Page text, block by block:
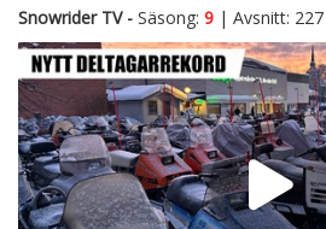
Snowrider TV - Säsong: 9 | Avsnitt: 227